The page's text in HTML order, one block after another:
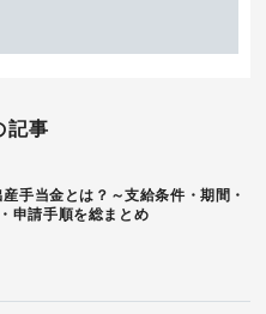
記事
産手当金とは？～支給条件・期間・
申請手順を総まとめ